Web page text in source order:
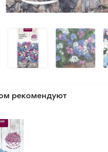
рекомендуют